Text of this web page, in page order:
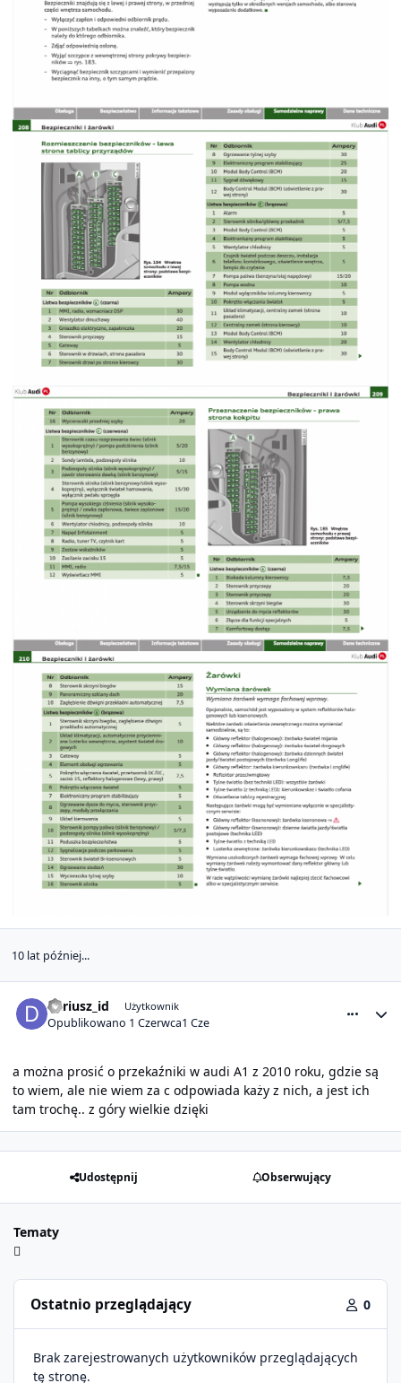
10 lat później...
dariusz_id Użytkownik
Opublikowano 1 Czerwca1 Cze
a można prosić o przekaźniki w audi A1 z 2010 roku, gdzie są
to wiem, ale nie wiem za c odpowiada każy z nich, a jest ich
tam trochę.. z góry wielkie dzięki
Udostępnij Obserwujący
Tematy
Ostatnio przeglądający 0
Brak zarejestrowanych użytkowników przeglądających
tę stronę.